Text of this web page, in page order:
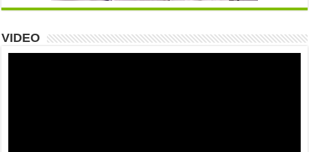
VIDEO